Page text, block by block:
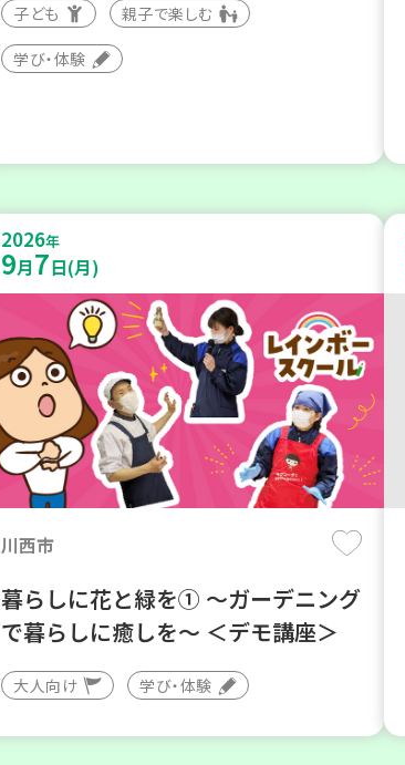
子ども 親子で楽しむ
学び・体験
2026年
9月7日(月)
川西市
暮らしに花と緑を① ～ガーデニング
で暮らしに癒しを～ ＜デモ講座＞
大人向け 学び・体験